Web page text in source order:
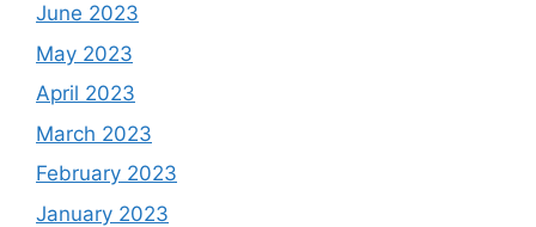
June 2023
May 2023
April 2023
March 2023
February 2023
January 2023